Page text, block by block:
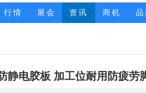
行情 展会 资讯 商机 品
静电胶板 加工位耐用防疲劳